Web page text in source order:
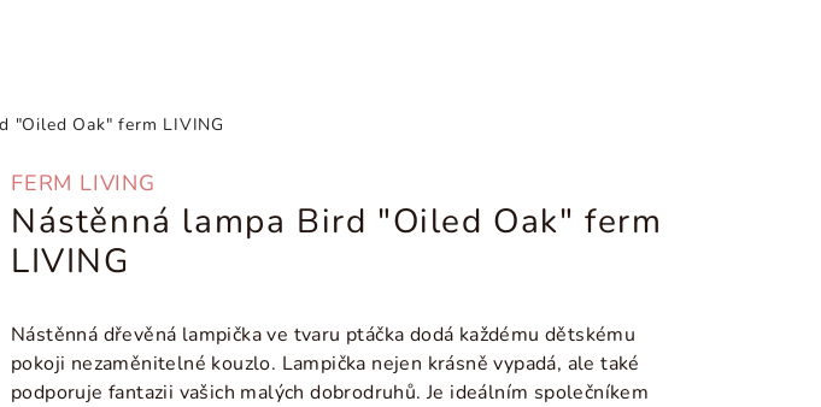
"Oiled Oak" ferm LIVING
FERM LIVING
Nástěnná lampa Bird "Oiled Oak" ferm
LIVING
Nástěnná dřevěná lampička ve tvaru ptáčka dodá každému dětskému
pokoji nezaměnitelné kouzlo. Lampička nejen krásně vypadá, ale také
podporuje fantazii vašich malých dobrodruhů. Je ideálním společníkem